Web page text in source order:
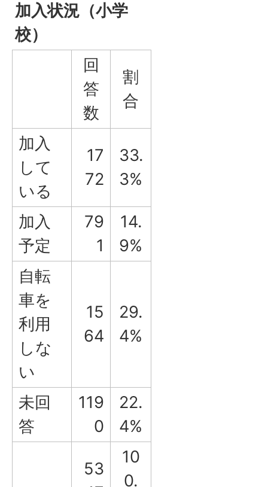
加入状況（小学
校）
回
答
数
割
合
加入
して
いる
17
72
33.
3%
加入
予定
79
1
14.
9%
自転
車を
利用
しな
い
15
64
29.
4%
未回
答
119
0
22.
4%
53
10
0.